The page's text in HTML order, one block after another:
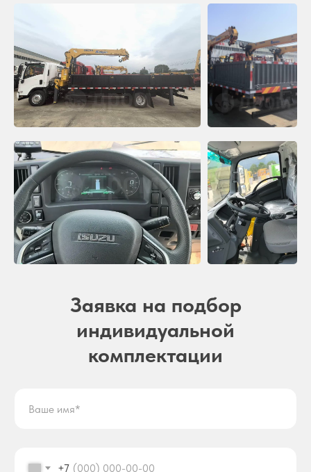
Заявка на подбор
индивидуальной
комплектации
+7